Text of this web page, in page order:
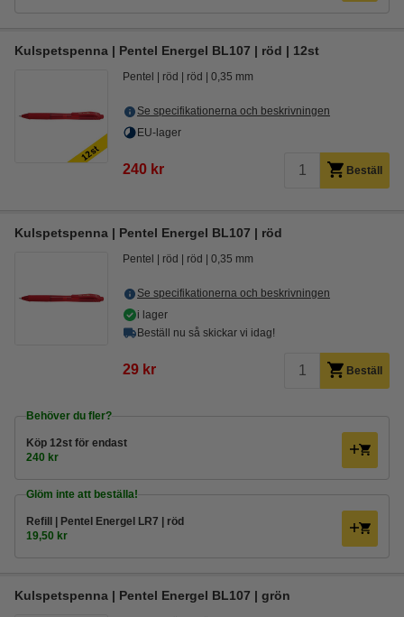
Kulspetspenna | Pentel Energel BL107 | röd | 12st
Pentel röd röd 0,35 mm
Se specifikationerna och beskrivningen
EU-lager
240 kr Beställ
Kulspetspenna | Pentel Energel BL107 | röd
Pentel röd röd 0,35 mm
Se specifikationerna och beskrivningen
i lager
Beställ nu så skickar vi idag!
29 kr Beställ
Behöver du fler?
Köp 12st för endast
240 kr
Glöm inte att beställa!
Refill | Pentel Energel LR7 | röd
19,50 kr
Kulspetspenna | Pentel Energel BL107 | grön